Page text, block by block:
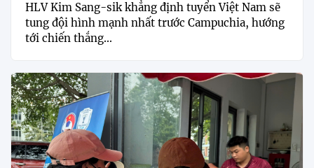
HLV Kim Sang-sik khẳng định tuyển Việt Nam sẽ
tung đội hình mạnh nhất trước Campuchia, hướng
tới chiến thắng...